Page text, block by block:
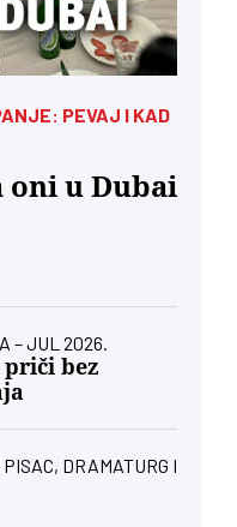
PEVAJ I KAD
oni u Dubai
– JUL 2026.
bez
DRAMATURG I